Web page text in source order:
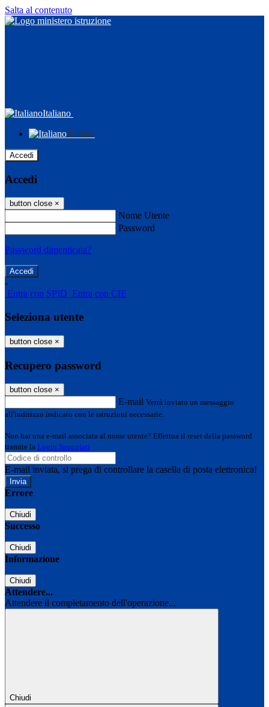
Salta al contenuto
Italiano
Italiano
Accedi
Accedi
button close ×
Nome Utente
Password
Password dimenticata?
-
Entra con SPID Entra con CIE
Seleziona utente
button close ×
Recupero password
button close ×
E-mail Verrà inviato un messaggio
all'indirizzo indicato con le istruzioni necessarie.
Non hai una e-mail associata al nome utente? Effettua il reset della password
tramite la Login Spaggiari
E-mail inviata, si prega di controllare la casella di posta elettronica!
Errore
Chiudi
Successo
Chiudi
Informazione
Chiudi
Attendere...
Attendere il completamento dell'operazione...
Chiudi